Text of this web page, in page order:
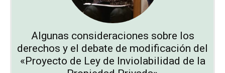
Algunas consideraciones sobre los
derechos y el debate de modificación del
«Proyecto de Ley de Inviolabilidad de la